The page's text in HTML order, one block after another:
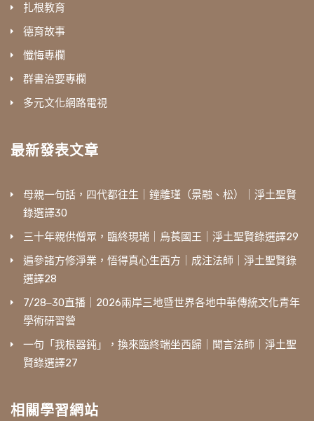
扎根教育
德育故事
懺悔專欄
群書治要專欄
多元文化網路電視
最新發表文章
母親一句話，四代都往生｜鐘離瑾（景融、松）｜淨土聖賢
錄選譯30
三十年親供僧眾，臨終現瑞｜烏萇國王｜淨土聖賢錄選譯29
遍參諸方修淨業，悟得真心生西方｜成注法師｜淨土聖賢錄
選譯28
7/28‒30直播｜2026兩岸三地暨世界各地中華傳統文化青年
學術研習營
一句「我根器鈍」，換來臨終端坐西歸｜聞言法師｜淨土聖
賢錄選譯27
相關學習網站